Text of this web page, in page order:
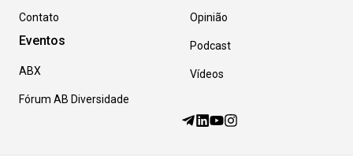
Contato
Eventos
ABX
Fórum AB Diversidade
Opinião
Podcast
Vídeos